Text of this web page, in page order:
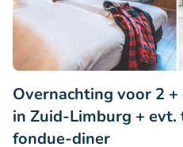
Overnachting voor 2
in Zuid-Limburg +
fondue-diner